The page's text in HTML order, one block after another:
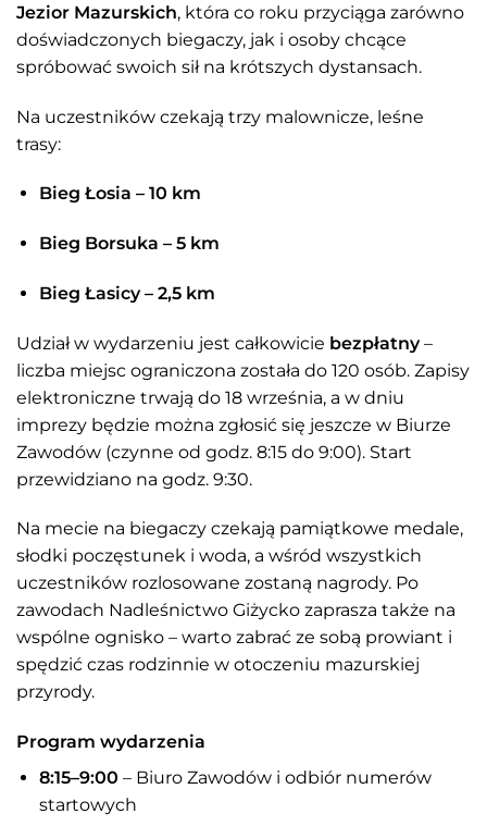
Jezior Mazurskich, która co roku przyciąga zarówno
doświadczonych biegaczy, jak i osoby chcące
spróbować swoich sił na krótszych dystansach.
Na uczestników czekają trzy malownicze, leśne
trasy:
Bieg Łosia – 10 km
Bieg Borsuka – 5 km
Bieg Łasicy – 2,5 km
Udział w wydarzeniu jest całkowicie bezpłatny–
liczba miejsc ograniczona została do 120 osób. Zapisy
elektroniczne trwają do 18 września, a w dniu
imprezy będzie można zgłosić się jeszcze w Biurze
Zawodów (czynne od godz. 8:15 do 9:00). Start
przewidziano na godz. 9:30.
Na mecie na biegaczy czekają pamiątkowe medale,
słodki poczęstunek i woda, a wśród wszystkich
uczestników rozlosowane zostaną nagrody. Po
zawodach Nadleśnictwo Giżycko zaprasza także na
wspólne ognisko – warto zabrać ze sobą prowiant i
spędzić czas rodzinnie w otoczeniu mazurskiej
przyrody.
Program wydarzenia
8:15–9:00 – Biuro Zawodów i odbiór numerów
startowych